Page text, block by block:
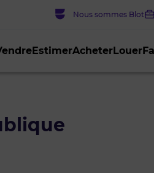
EstimerAcheterLouer
Nous sommes Blot